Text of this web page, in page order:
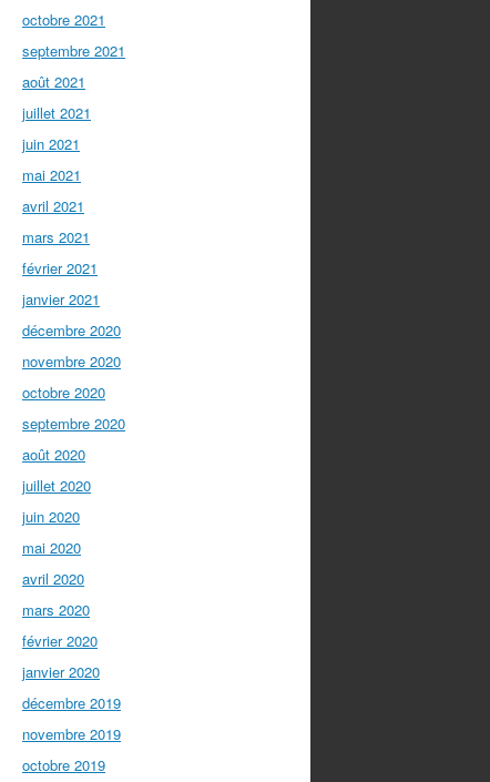
octobre 2021
septembre 2021
août 2021
juillet 2021
juin 2021
mai 2021
avril 2021
mars 2021
février 2021
janvier 2021
décembre 2020
novembre 2020
octobre 2020
septembre 2020
août 2020
juillet 2020
juin 2020
mai 2020
avril 2020
mars 2020
février 2020
janvier 2020
décembre 2019
novembre 2019
octobre 2019